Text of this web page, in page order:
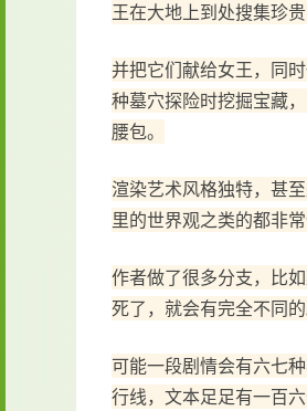
王在大地上到处搜集珍贵
并把它们献给女王，同
种墓穴探险时挖掘宝藏
腰包。
渲染艺术风格独特，甚
里的世界观之类的都非常
作者做了很多分支，比
死了，就会有完全不同的
可能一段剧情会有六七
行线，文本足足有一百